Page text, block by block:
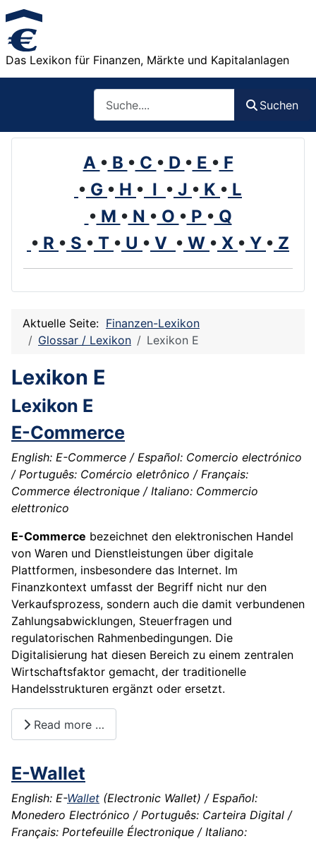
Das Lexikon für Finanzen, Märkte und Kapitalanlagen
Suchen
A • B • C • D • E • F
• G • H • I • J • K • L
• M • N • O • P • Q
• R • S • T • U • V • W • X • Y • Z
Aktuelle Seite: Finanzen-Lexikon
Glossar / Lexikon
Lexikon E
Lexikon E
Lexikon E
E-Commerce
English: E-Commerce / Español: Comercio electrónico
/ Português: Comércio eletrônico / Français:
Commerce électronique / Italiano: Commercio
elettronico
E-Commerce bezeichnet den elektronischen Handel
von Waren und Dienstleistungen über digitale
Plattformen, insbesondere das Internet. Im
Finanzkontext umfasst der Begriff nicht nur den
Verkaufsprozess, sondern auch die damit verbundenen
Zahlungsabwicklungen, Steuerfragen und
regulatorischen Rahmenbedingungen. Die
Digitalisierung hat diesen Bereich zu einem zentralen
Wirtschaftsfaktor gemacht, der traditionelle
Handelsstrukturen ergänzt oder ersetzt.
Read more …
E-Wallet
English: E-Wallet (Electronic Wallet) / Español:
Monedero Electrónico / Português: Carteira Digital /
Français: Portefeuille Électronique / Italiano: